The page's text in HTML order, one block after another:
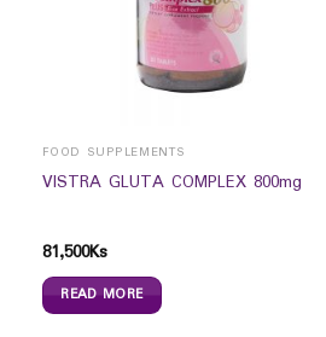
FOOD SUPPLEMENTS
VISTRA GLUTA COMPLEX 800mg
81,500Ks
READ MORE